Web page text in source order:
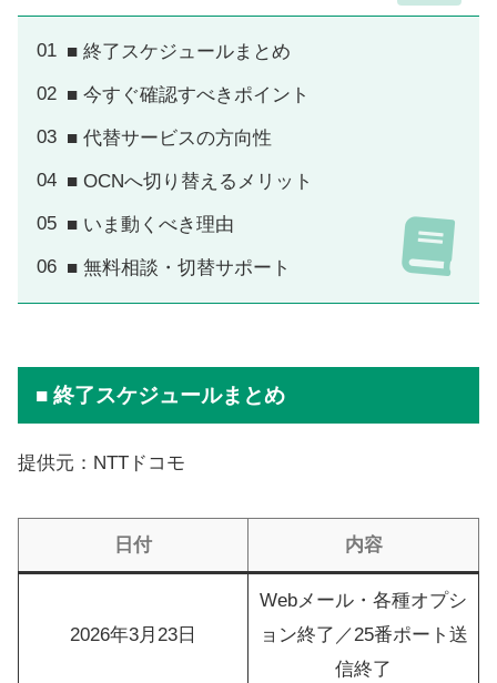
■ 終了スケジュールまとめ
■ 今すぐ確認すべきポイント
■ 代替サービスの方向性
■ OCNへ切り替えるメリット
■ いま動くべき理由
■ 無料相談・切替サポート
■ 終了スケジュールまとめ
提供元：NTTドコモ
日付 内容
2026年3月23日
Webメール・各種オプシ
ョン終了／25番ポート送
信終了